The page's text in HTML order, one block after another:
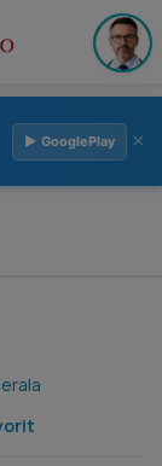
▶ GooglePlay ×